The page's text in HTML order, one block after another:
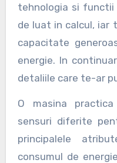
tehnologia si
de luat in calcul, iar
capacitate
energie. In
detaliile care te-ar
O masina
sensuri diferite
principalele
consumul de